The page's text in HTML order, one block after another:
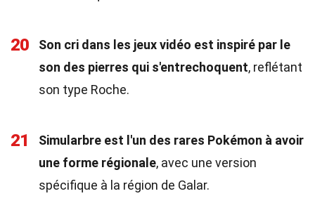
20
Son cri dans les jeux vidéo est inspiré par le
son des pierres qui s'entrechoquent, reflétant
son type Roche.
21
Simularbre est l'un des rares Pokémon à avoir
une forme régionale, avec une version
spécifique à la région de Galar.